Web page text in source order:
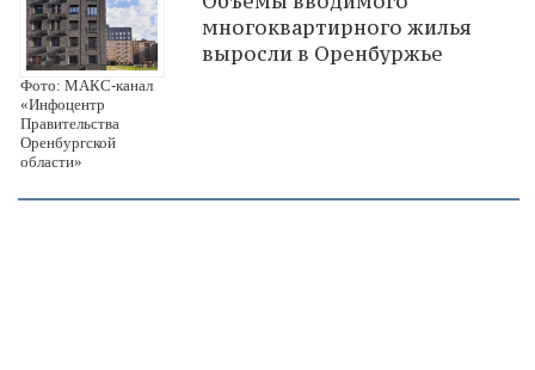
Фото: МАКС-канал
«Инфоцентр
Правительства
Оренбургской
области»
многоквартирного жилья
выросли в Оренбуржье